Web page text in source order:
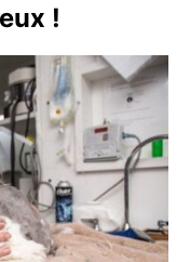
!